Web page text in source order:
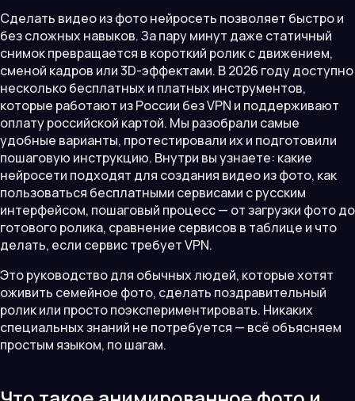
Сделать видео из фото нейросеть позволяет быстро и
без сложных навыков. За пару минут даже статичный
снимок превращается в короткий ролик с движением,
сменой кадров или 3D-эффектами. В 2026 году доступно
несколько бесплатных и платных инструментов,
которые работают из России без VPN и поддерживают
оплату российской картой. Мы разобрали самые
удобные варианты, протестировали их и подготовили
пошаговую инструкцию. Внутри вы узнаете: какие
нейросети подходят для создания видео из фото, как
пользоваться бесплатными сервисами с русским
интерфейсом, пошаговый процесс — от загрузки фото до
готового ролика, сравнение сервисов в таблице и что
делать, если сервис требует VPN.
Это руководство для обычных людей, которые хотят
оживить семейное фото, сделать поздравительный
ролик или просто поэкспериментировать. Никаких
специальных знаний не потребуется — всё объясняем
простым языком, по шагам.